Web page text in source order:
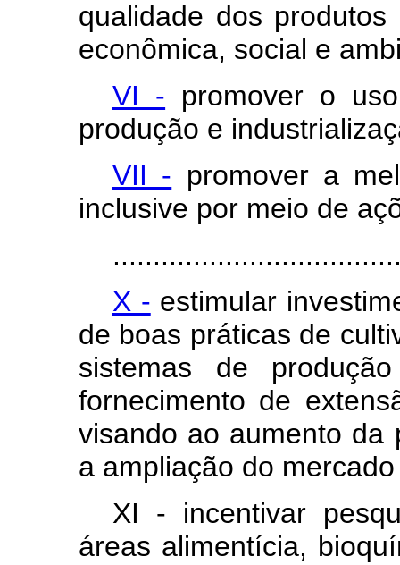
qualidade dos
econômica, social e
VI - promover o
produção e
VII - promover a
inclusive por meio de
X - estimular
de boas práticas de
sistemas de
fornecimento de
visando ao aumento da
a ampliação do
XI - incentivar
áreas alimentícia,